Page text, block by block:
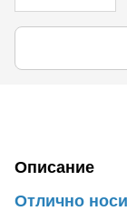
Описание
Отлично